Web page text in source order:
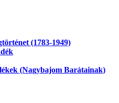
(1783-1949)
(Nagybajom Barátainak)